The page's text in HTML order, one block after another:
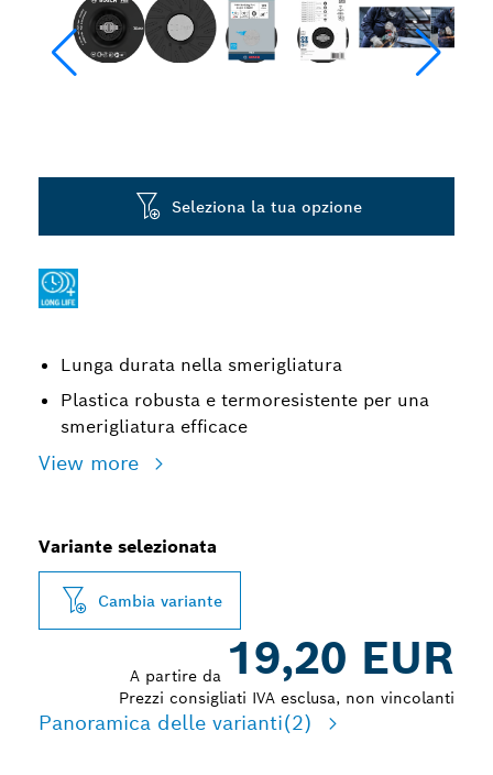
Lunga durata nella smerigliatura
Plastica robusta e termoresistente per una
smerigliatura efficace
View more
Seleziona la tua opzione
Variante selezionata
Cambia variante
A partire da 19,20 EUR
Prezzi consigliati IVA esclusa, non vincolanti
Panoramica delle varianti(2)